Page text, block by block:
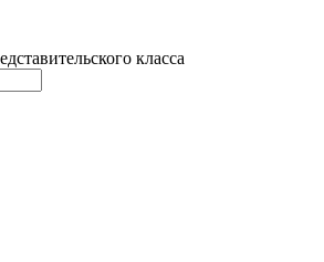
класса